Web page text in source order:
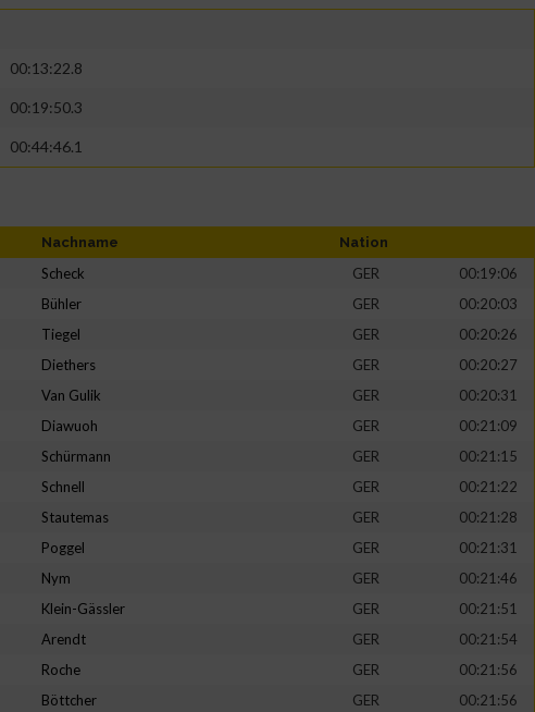
00:13:22.8
00:19:50.3
00:44:46.1
Nachname Nation
Scheck GER
00:19:06
Bühler GER
00:20:03
Tiegel GER
00:20:26
Diethers GER
00:20:27
Van Gulik GER
00:20:31
Diawuoh GER
00:21:09
Schürmann GER
00:21:15
Schnell GER
00:21:22
Stautemas GER
00:21:28
Poggel GER
00:21:31
Nym GER
00:21:46
Klein-Gässler GER
00:21:51
Arendt GER
00:21:54
Roche GER
00:21:56
Böttcher GER
00:21:56